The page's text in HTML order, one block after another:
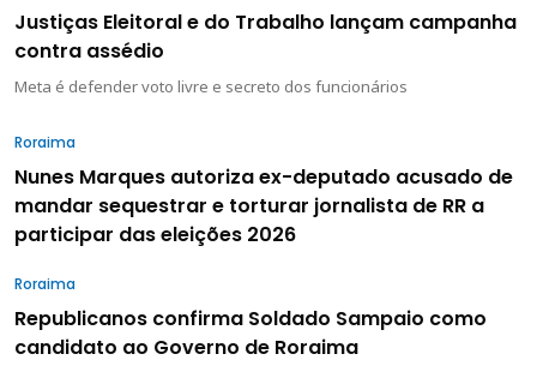
Justiças Eleitoral e do Trabalho lançam campanha
contra assédio
Meta é defender voto livre e secreto dos funcionários
Roraima
Nunes Marques autoriza ex-deputado acusado de
mandar sequestrar e torturar jornalista de RR a
participar das eleições 2026
Roraima
Republicanos confirma Soldado Sampaio como
candidato ao Governo de Roraima